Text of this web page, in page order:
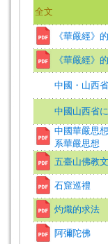
全文
《華嚴經》
《華嚴經》
中國・山西
中國山西省
中國華嚴思
系華嚴思想
五臺山佛教
石窟巡禮
灼熾的求法
阿彌陀佛